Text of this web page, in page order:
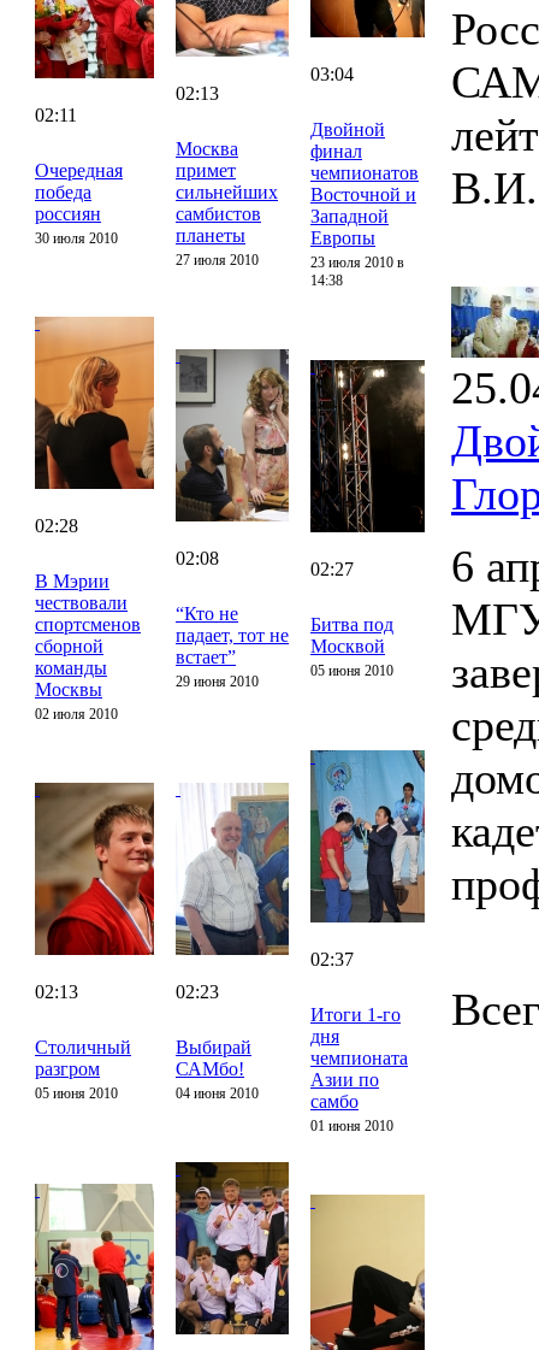
02:11
Очередная
победа
россиян
30 июля 2010
02:13
Москва
примет
сильнейших
самбистов
планеты
27 июля 2010
03:04
Двойной
финал
чемпионатов
Восточной и
Западной
Европы
23 июля 2010 в
14:38
02:28
В Мэрии
чествовали
спортсменов
сборной
команды
Москвы
02 июля 2010
02:08
“Кто не
падает, тот не
встает”
29 июня 2010
02:27
Битва под
Москвой
05 июня 2010
02:13
Столичный
разгром
05 июня 2010
02:23
Выбирай
САМбо!
04 июня 2010
02:37
Итоги 1-го
дня
чемпионата
Азии по
самбо
01 июня 2010
6